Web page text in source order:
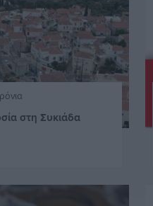
στη Συκιάδα